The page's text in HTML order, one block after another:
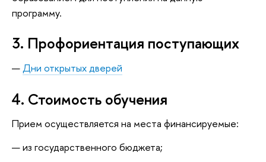
программу.
3. Профориентация поступающих
Дни открытых дверей
4. Стоимость обучения
Прием осуществляется на места финансируемые:
из государственного бюджета;